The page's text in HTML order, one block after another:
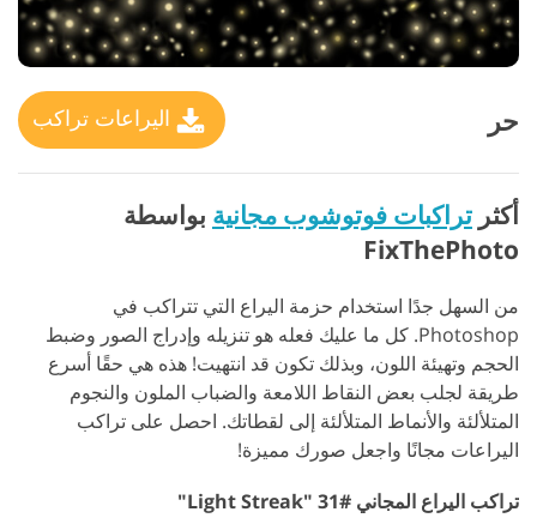
حر اليراعات تراكب
أكثر تراكبات فوتوشوب مجانية بواسطة
FixThePhoto
من السهل جدًا استخدام حزمة اليراع التي تتراكب في
Photoshop. كل ما عليك فعله هو تنزيله وإدراج الصور وضبط
الحجم وتهيئة اللون، وبذلك تكون قد انتهيت! هذه هي حقًا أسرع
طريقة لجلب بعض النقاط اللامعة والضباب الملون والنجوم
المتلألئة والأنماط المتلألئة إلى لقطاتك. احصل على تراكب
اليراعات مجانًا واجعل صورك مميزة!
تراكب اليراع المجاني #31 "Light Streak"